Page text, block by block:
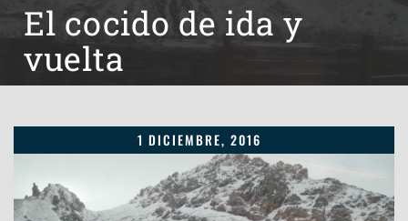
El cocido de ida y
vuelta
1 DICIEMBRE, 2016